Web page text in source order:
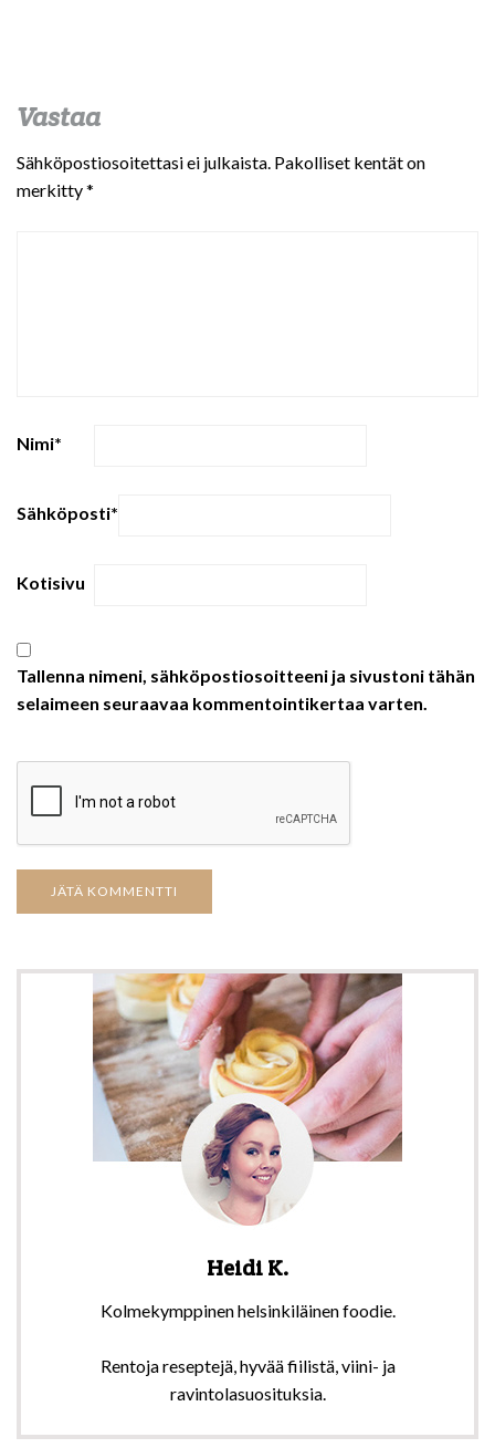
Vastaa
Sähköpostiosoitettasi ei julkaista. Pakolliset kentät on
merkitty*
Nimi*
Sähköposti*
Kotisivu
Tallenna nimeni, sähköpostiosoitteeni ja sivustoni tähän
selaimeen seuraavaa kommentointikertaa varten.
Heidi K.
Kolmekymppinen helsinkiläinen foodie.
Rentoja reseptejä, hyvää fiilistä, viini- ja
ravintolasuosituksia.